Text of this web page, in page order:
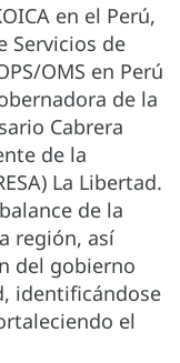
en el Perú,
Servicios de
OMS en Perú
de la
Cabrera
de la
La Libertad.
de la
región, así
del gobierno
identificándose
el